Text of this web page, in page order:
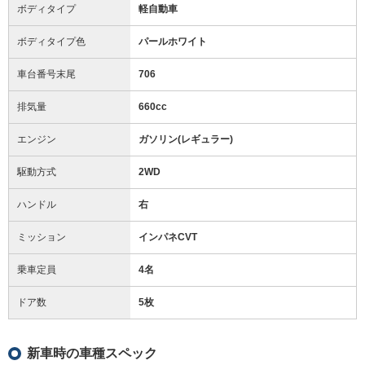
ボディタイプ 軽自動車
ボディタイプ色 パールホワイト
車台番号末尾 706
排気量 660cc
エンジン ガソリン(レギュラー)
駆動方式 2WD
ハンドル 右
ミッション インパネCVT
乗車定員 4名
ドア数 5枚
新車時の車種スペック